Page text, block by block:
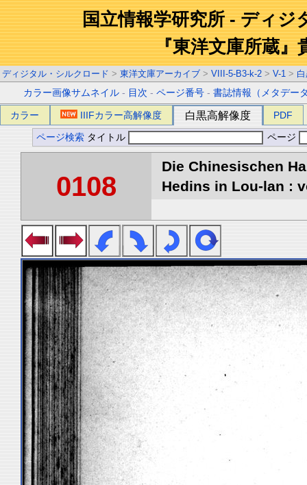
国立情報学研究所 - ディジ
『東洋文庫所蔵』
ディジタル・シルクロード > 東洋文庫アーカイブ > VIII-5-B3-k-2 > V-1 >
カラー画像サムネイル - 目次 -ページ番号 -書誌情報（メタデー
カラー IIIFカラー高解像度 白黒高解像度 PDF
ページ検索 タイトル ページ
0108
Die Chinesischen
Hedins in Lou-lan :